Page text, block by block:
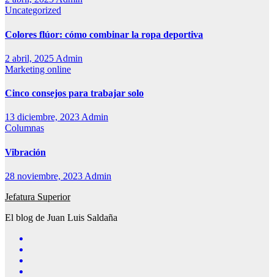
Uncategorized
Colores flúor: cómo combinar la ropa deportiva
2 abril, 2025 Admin
Marketing online
Cinco consejos para trabajar solo
13 diciembre, 2023Admin
Columnas
Vibración
28 noviembre, 2023 Admin
Jefatura Superior
El blog de Juan Luis Saldaña